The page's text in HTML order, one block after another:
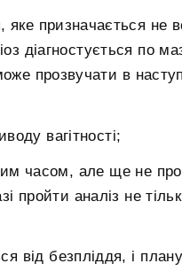
яке призначається не
діагностується по
прозвучати в
вагітності;
часом, але ще не
пройти аналіз не
від безпліддя, і